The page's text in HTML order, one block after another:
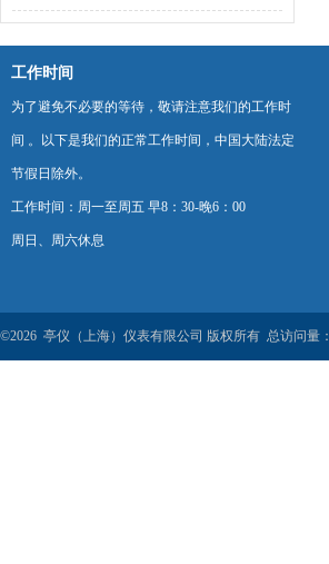
工作时间
为了避免不必要的等待，敬请注意我们的工作时
间 。以下是我们的正常工作时间，中国大陆法定
节假日除外。
工作时间：周一至周五 早8：30-晚6：00
周日、周六休息
©2026 亭仪（上海）仪表有限公司 版权所有 总访问量：